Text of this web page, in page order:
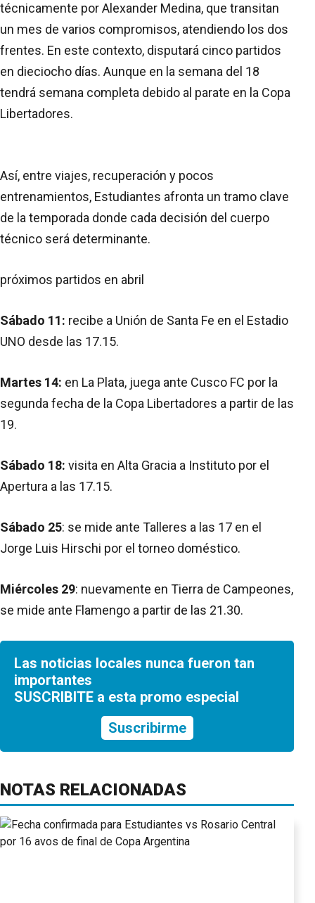
técnicamente por Alexander Medina, que transitan
un mes de varios compromisos, atendiendo los dos
frentes. En este contexto, disputará cinco partidos
en dieciocho días. Aunque en la semana del 18
tendrá semana completa debido al parate en la Copa
Libertadores.
Así, entre viajes, recuperación y pocos
entrenamientos, Estudiantes afronta un tramo clave
de la temporada donde cada decisión del cuerpo
técnico será determinante.
próximos partidos en abril
Sábado 11: recibe a Unión de Santa Fe en el Estadio
UNO desde las 17.15.
Martes 14: en La Plata, juega ante Cusco FC por la
segunda fecha de la Copa Libertadores a partir de las
19.
Sábado 18: visita en Alta Gracia a Instituto por el
Apertura a las 17.15.
Sábado 25: se mide ante Talleres a las 17 en el
Jorge Luis Hirschi por el torneo doméstico.
Miércoles 29: nuevamente en Tierra de Campeones,
se mide ante Flamengo a partir de las 21.30.
Las noticias locales nunca fueron tan
importantes
SUSCRIBITE a esta promo especial
Suscribirme
NOTAS RELACIONADAS